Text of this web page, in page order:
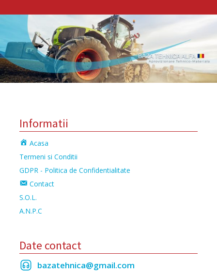
Informatii
Acasa
Termeni si Conditii
GDPR - Politica de Confidentialitate
Contact
S.O.L.
A.N.P.C
Date contact
bazatehnica@gmail.com